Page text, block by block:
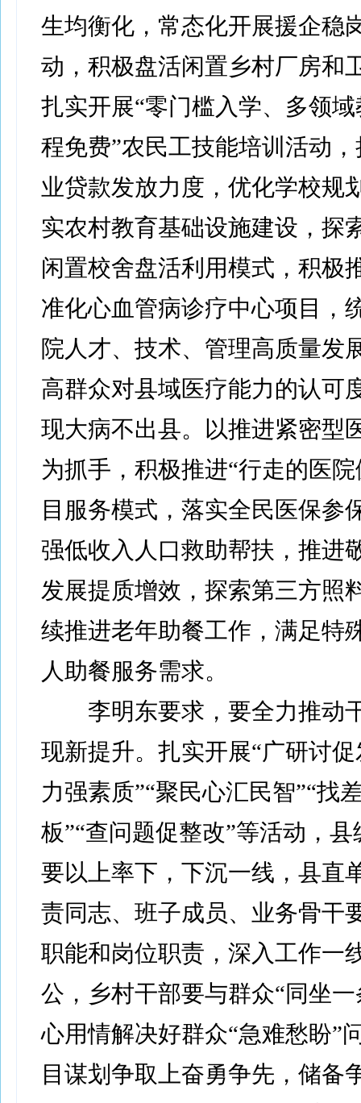
生均衡化，常态化开展援企稳
动，积极盘活闲置乡村厂房和
扎实开展“零门槛入学、多领
程免费”农民工技能培训活动
业贷款发放力度，优化学校规
实农村教育基础设施建设，探
闲置校舍盘活利用模式，积极
准化心血管病诊疗中心项目，
院人才、技术、管理高质量发
高群众对县域医疗能力的认可
现大病不出县。以推进紧密型
为抓手，积极推进“行走的医院
目服务模式，落实全民医保参
强低收入人口救助帮扶，推进
发展提质增效，探索第三方照
续推进老年助餐工作，满足特
人助餐服务需求。
李明东要求，要全力推动
现新提升。扎实开展“广研讨促
力强素质”“聚民心汇民智”“找
板”“查问题促整改”等活动，
要以上率下，下沉一线，县直
责同志、班子成员、业务骨干
职能和岗位职责，深入工作一
公，乡村干部要与群众“同坐
心用情解决好群众“急难愁盼”
目谋划争取上奋勇争先，储备